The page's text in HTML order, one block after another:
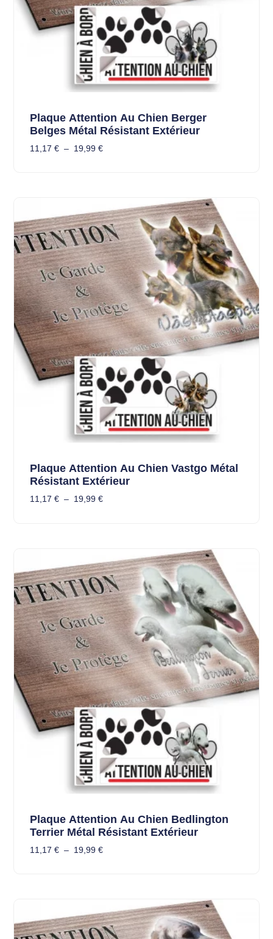
Plaque Attention Au Chien Berger
Belges Métal Résistant Extérieur
11,17 € – 19,99 €
Plaque Attention Au Chien Vastgo Métal
Résistant Extérieur
11,17 € – 19,99 €
Plaque Attention Au Chien Bedlington
Terrier Métal Résistant Extérieur
11,17 € – 19,99 €